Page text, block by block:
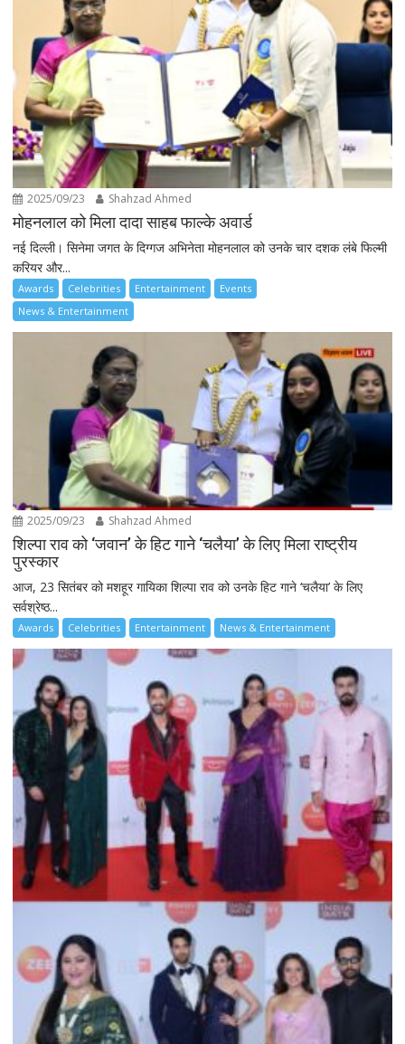
2025/09/23 Shahzad Ahmed
मोहनलाल को मिला दादा साहब फाल्के अवार्ड
नई दिल्ली। सिनेमा जगत के दिग्गज अभिनेता मोहनलाल को उनके चार दशक लंबे फिल्मी
करियर और...
Awards Celebrities Entertainment
Events
News & Entertainment
2025/09/23 Shahzad Ahmed
शिल्पा राव को ‘जवान’ के हिट गाने ‘चलैया’ के लिए मिला राष्ट्रीय
पुरस्कार
आज, 23 सितंबर को मशहूर गायिका शिल्पा राव को उनके हिट गाने ‘चलैया’ के लिए
सर्वश्रेष्ठ...
Awards Celebrities Entertainment News & Entertainment